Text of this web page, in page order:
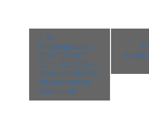
Veranstaltung-
Navigation
« 32.
Architekturclub:
PIMP UP MY
CITY CENTER –
Neue Impulse für
die Nürnberger
Innenstadt